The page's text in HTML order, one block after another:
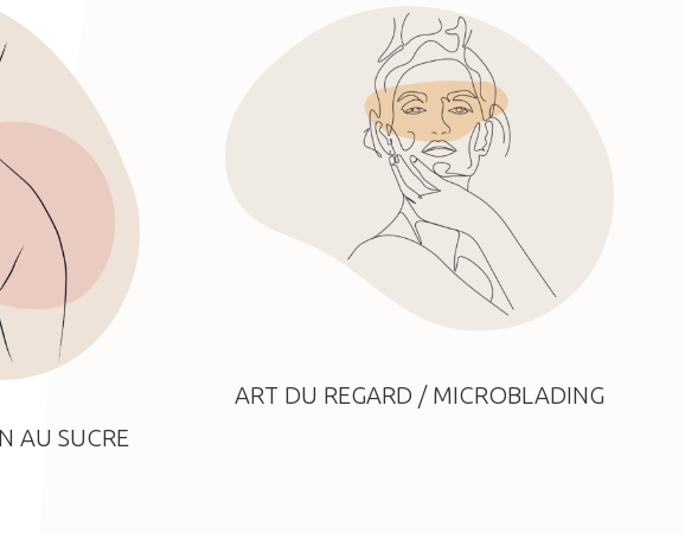
AU SUCRE
ART DU REGARD / MICROBLADING